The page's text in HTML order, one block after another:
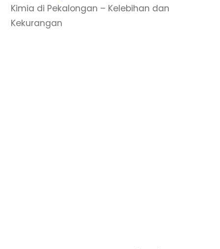
Kimia di Pekalongan – Kelebihan dan
Kekurangan